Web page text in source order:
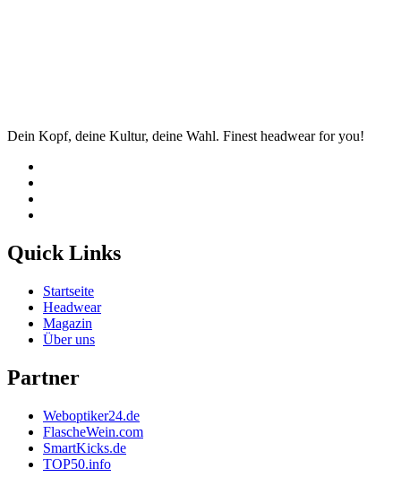
Dein Kopf, deine Kultur, deine Wahl. Finest headwear for you!
Quick Links
Startseite
Headwear
Magazin
Über uns
Partner
Weboptiker24.de
FlascheWein.com
SmartKicks.de
TOP50.info